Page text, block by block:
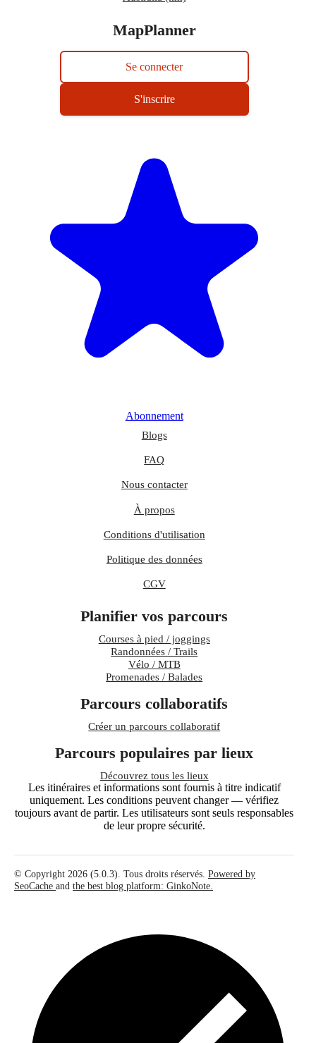
MapPlanner
Se connecter
S'inscrire
Abonnement
Blogs
FAQ
Nous contacter
À propos
Conditions d'utilisation
Politique des données
CGV
Planifier vos parcours
Courses à pied / joggings
Randonnées / Trails
Vélo / MTB
Promenades / Balades
Parcours collaboratifs
Créer un parcours collaboratif
Parcours populaires par lieux
Découvrez tous les lieux
Les itinéraires et informations sont fournis à titre indicatif
uniquement. Les conditions peuvent changer — vérifiez
toujours avant de partir. Les utilisateurs sont seuls responsables
de leur propre sécurité.
© Copyright 2026 (5.0.3). Tous droits réservés. Powered by
SeoCache and the best blog platform: GinkoNote.